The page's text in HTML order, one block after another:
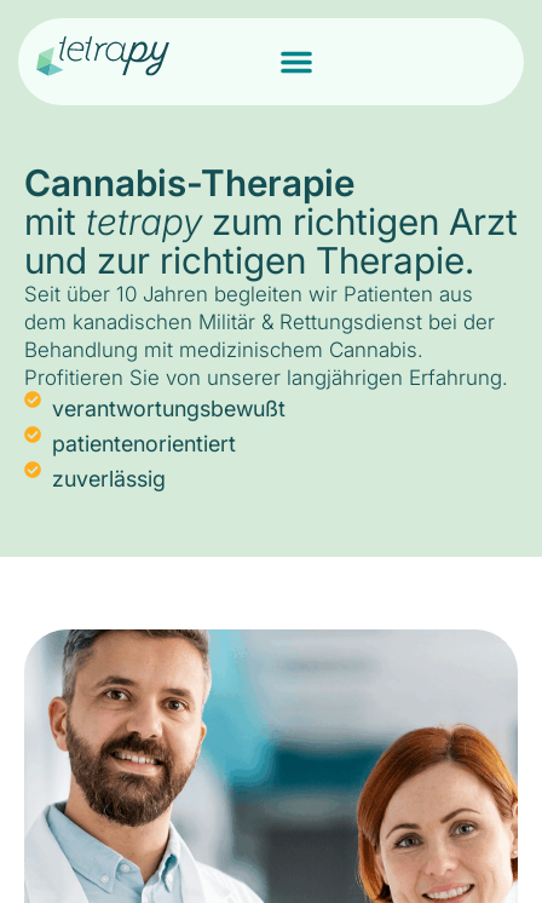
Cannabis-Therapie
mit tetrapyzum richtigen Arzt
und zur richtigen Therapie.
Seit über 10 Jahren begleiten wir Patienten aus
dem kanadischen Militär & Rettungsdienst bei der
Behandlung mit medizinischem Cannabis.
Profitieren Sie von unserer langjährigen Erfahrung.
verantwortungsbewußt
patientenorientiert
zuverlässig